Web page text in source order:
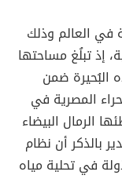
العالم وذلك
إذ تبلُغ مساحتها
هذه البُحيرة ضمن
المصرية في
الرمال البيضاء
بالذكر أن نظام
في تحلية مياه